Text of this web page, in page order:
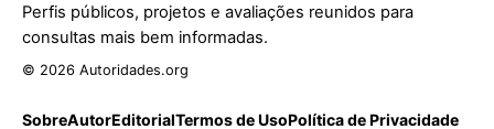
Perfis públicos, projetos e avaliações reunidos para
consultas mais bem informadas.
© 2026 Autoridades.org
SobreAutorEditorialTermos de UsoPolítica de Privacidade